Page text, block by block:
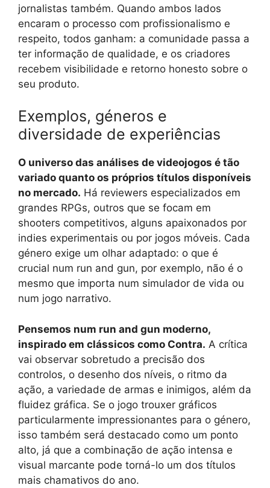
jornalistas também. Quando ambos lados
encaram o processo com profissionalismo e
respeito, todos ganham: a comunidade passa a
ter informação de qualidade, e os criadores
recebem visibilidade e retorno honesto sobre o
seu produto.
Exemplos, géneros e
diversidade de experiências
O universo das análises de videojogos é tão
variado quanto os próprios títulos disponíveis
no mercado. Há reviewers especializados em
grandes RPGs, outros que se focam em
shooters competitivos, alguns apaixonados por
indies experimentais ou por jogos móveis. Cada
género exige um olhar adaptado: o que é
crucial num run and gun, por exemplo, não é o
mesmo que importa num simulador de vida ou
num jogo narrativo.
Pensemos num run and gun moderno,
inspirado em clássicos como Contra. A crítica
vai observar sobretudo a precisão dos
controlos, o desenho dos níveis, o ritmo da
ação, a variedade de armas e inimigos, além da
fluidez gráfica. Se o jogo trouxer gráficos
particularmente impressionantes para o género,
isso também será destacado como um ponto
alto, já que a combinação de ação intensa e
visual marcante pode torná-lo um dos títulos
mais chamativos do ano.